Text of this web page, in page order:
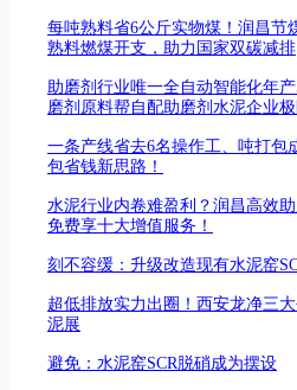
每吨熟料省6公斤实物煤！润昌节
熟料燃煤开支，助力国家双碳减排
助磨剂行业唯一全自动智能化年
磨剂原料帮自配助磨剂水泥企业
一条产线省去6名操作工、吨打包
包省钱新思路！
水泥行业内卷难盈利？润昌高效
免费享十大增值服务！
刻不容缓：升级改造现有水泥窑
超低排放实力出圈！西安龙净三
泥展
避免：水泥窑SCR脱硝成为摆设